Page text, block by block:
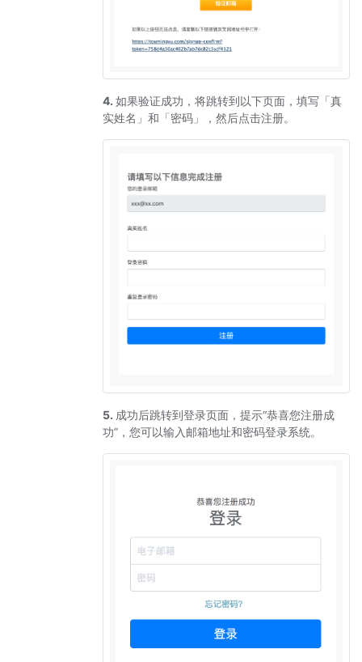
4. 如果验证成功，将跳转到以下页面，填写「真
实姓名」和「密码」，然后点击注册。
5. 成功后跳转到登录页面，提示“恭喜您注册成
功”，您可以输入邮箱地址和密码登录系统。